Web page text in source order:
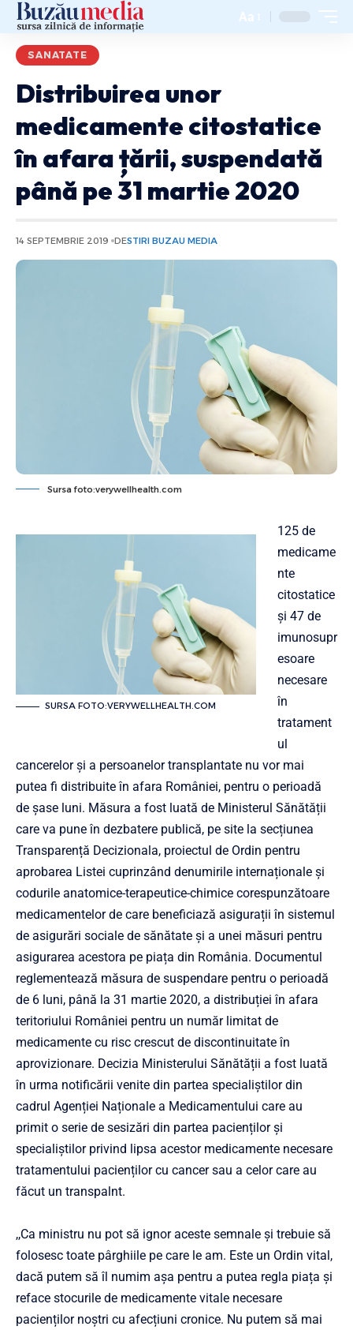
Aa
SANATATE
Distribuirea unor
medicamente citostatice
în afara țării, suspendată
până pe 31 martie 2020
14 SEPTEMBRIE 2019 DESTIRI BUZAU MEDIA
Sursa foto:verywellhealth.com
SURSA FOTO:VERYWELLHEALTH.COM
125 de
medicame
nte
citostatice
şi 47 de
imunosupr
esoare
necesare
în
tratament
ul
cancerelor şi a persoanelor transplantate nu vor mai
putea fi distribuite în afara României, pentru o perioadă
de şase luni. Măsura a fost luată de Ministerul Sănătății
care va pune în dezbatere publică, pe site la secțiunea
Transparență Decizionala, proiectul de Ordin pentru
aprobarea Listei cuprinzând denumirile internaționale și
codurile anatomice-terapeutice-chimice corespunzătoare
medicamentelor de care beneficiază asigurații în sistemul
de asigurări sociale de sănătate și a unei măsuri pentru
asigurarea acestora pe piața din România. Documentul
reglementează măsura de suspendare pentru o perioadă
de 6 luni, până la 31 martie 2020, a distribuției în afara
teritoriului României pentru un număr limitat de
medicamente cu risc crescut de discontinuitate în
aprovizionare. Decizia Ministerului Sănătății a fost luată
în urma notificării venite din partea specialiștilor din
cadrul Agenției Naționale a Medicamentului care au
primit o serie de sesizări din partea pacienților și
specialiștilor privind lipsa acestor medicamente necesare
tratamentului pacienților cu cancer sau a celor care au
făcut un transpalnt.
,,Ca ministru nu pot să ignor aceste semnale și trebuie să
folosesc toate pârghiile pe care le am. Este un Ordin vital,
dacă putem să îl numim așa pentru a putea regla piața și
reface stocurile de medicamente vitale necesare
pacienților noștri cu afecțiuni cronice. Nu putem să mai